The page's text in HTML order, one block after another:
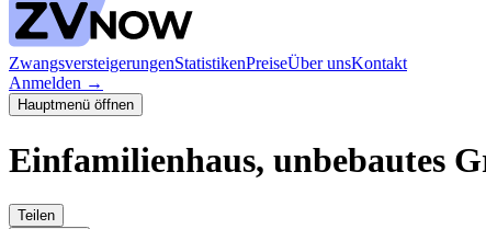
ZwangsversteigerungenStatistikenPreiseÜber unsKontakt
Anmelden →
Hauptmenü öffnen
Einfamilienhaus, unbebautes
Teilen